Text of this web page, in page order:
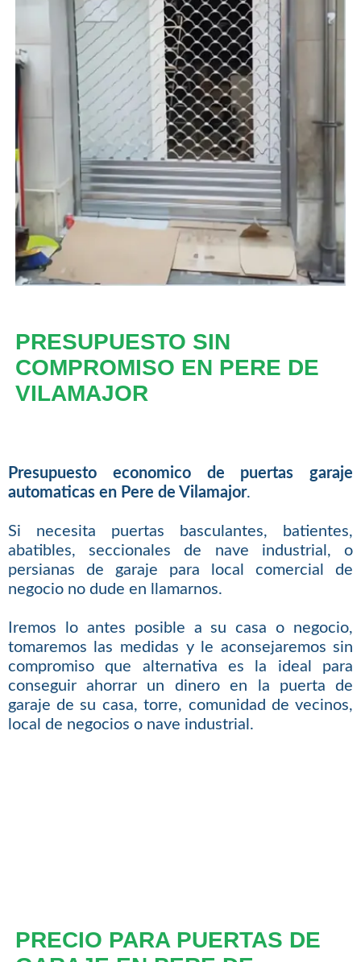
PRESUPUESTO SIN
COMPROMISO EN PERE DE
VILAMAJOR
Presupuesto economico de puertas garaje
automaticas en Pere de Vilamajor.
Si necesita puertas basculantes, batientes,
abatibles, seccionales de nave industrial, o
persianas de garaje para local comercial de
negocio no dude en llamarnos.
Iremos lo antes posible a su casa o negocio,
tomaremos las medidas y le aconsejaremos sin
compromiso que alternativa es la ideal para
conseguir ahorrar un dinero en la puerta de
garaje de su casa, torre, comunidad de vecinos,
local de negocios o nave industrial.
PRECIO PARA PUERTAS DE